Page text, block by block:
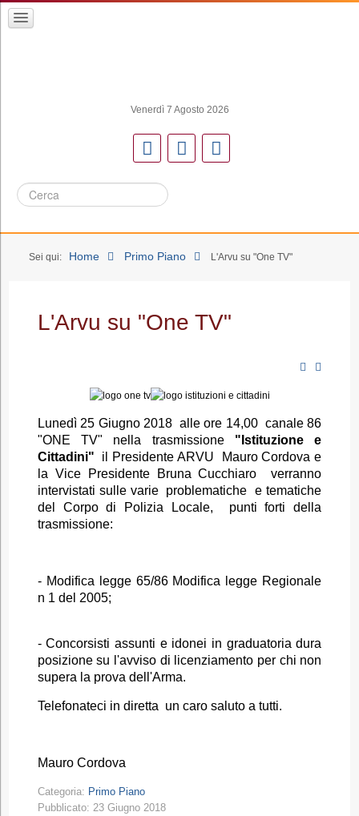
Venerdì 7 Agosto 2026
Cerca
Sei qui: Home Primo Piano L'Arvu su "One TV"
L'Arvu su "One TV"
Lunedì 25 Giugno 2018 alle ore 14,00 canale 86
"ONE TV" nella trasmissione "Istituzione e
Cittadini" il Presidente ARVU Mauro Cordova e
la Vice Presidente Bruna Cucchiaro verranno
intervistati sulle varie problematiche e tematiche
del Corpo di Polizia Locale, punti forti della
trasmissione:
- Modifica legge 65/86 Modifica legge Regionale
n 1 del 2005;
- Concorsisti assunti e idonei in graduatoria dura
posizione su l'avviso di licenziamento per chi non
supera la prova dell'Arma.
Telefonateci in diretta un caro saluto a tutti.
Mauro Cordova
Categoria: Primo Piano
Pubblicato: 23 Giugno 2018